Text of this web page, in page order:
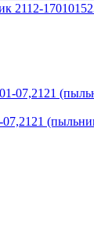
2112-